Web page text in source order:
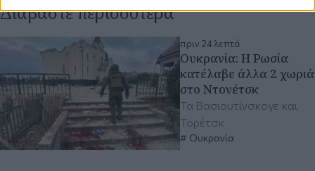
Διαβάστε περισσότερα
πριν 24 λεπτά
Ουκρανία: Η Ρωσία
κατέλαβε άλλα 2 χωριά
στο Ντονέτσκ
Τα Βασιουτίνσκογε και
Τορέτσκ
Ουκρανία